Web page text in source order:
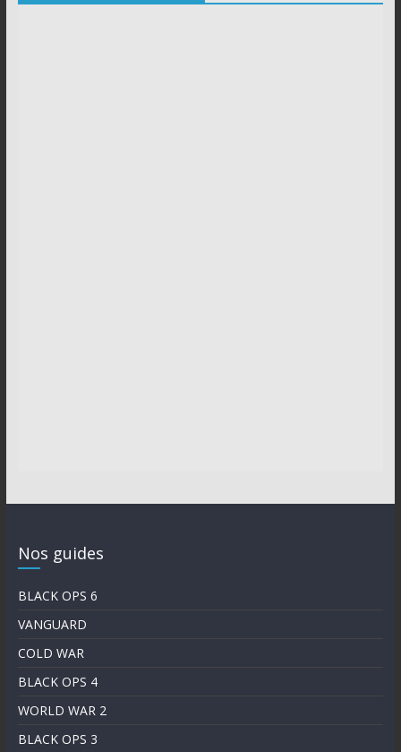
Nos guides
BLACK OPS 6
VANGUARD
COLD WAR
BLACK OPS 4
WORLD WAR 2
BLACK OPS 3